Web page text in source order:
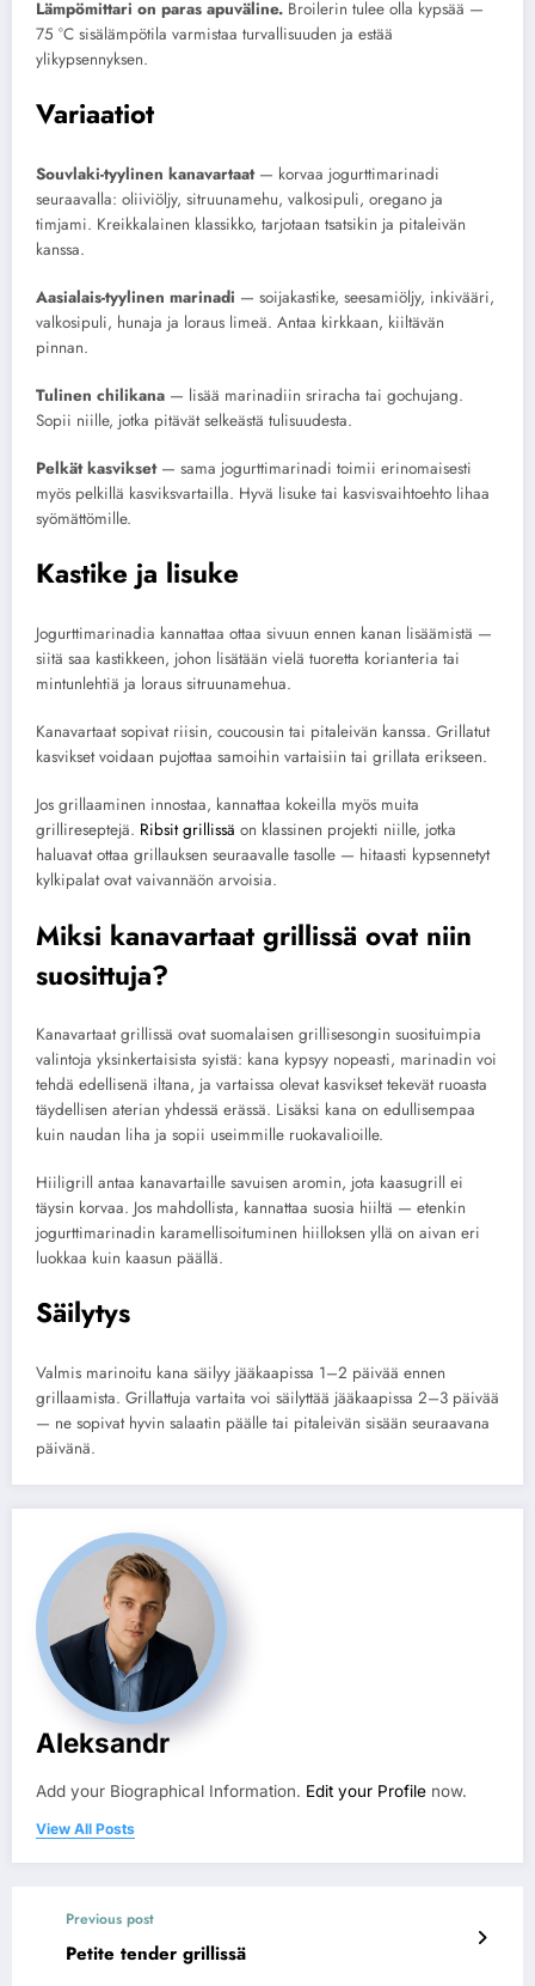
Lämpömittari on paras apuväline. Broilerin tulee olla kypsää —
75 °C sisälämpötila varmistaa turvallisuuden ja estää
ylikypsennyksen.
Variaatiot
Souvlaki-tyylinen kanavartaat— korvaa jogurttimarinadi
seuraavalla: oliiviöljy, sitruunamehu, valkosipuli, oregano ja
timjami. Kreikkalainen klassikko, tarjotaan tsatsikin ja pitaleivän
kanssa.
Aasialais-tyylinen marinadi — soijakastike, seesamiöljy, inkivääri,
valkosipuli, hunaja ja loraus limeä. Antaa kirkkaan, kiiltävän
pinnan.
Tulinen chilikana — lisää marinadiin sriracha tai gochujang.
Sopii niille, jotka pitävät selkeästä tulisuudesta.
Pelkät kasvikset— sama jogurttimarinadi toimii erinomaisesti
myös pelkillä kasviksvartailla. Hyvä lisuke tai kasvisvaihtoehto lihaa
syömättömille.
Kastike ja lisuke
Jogurttimarinadia kannattaa ottaa sivuun ennen kanan lisäämistä —
siitä saa kastikkeen, johon lisätään vielä tuoretta korianteria tai
mintunlehtiä ja loraus sitruunamehua.
Kanavartaat sopivat riisin, coucousin tai pitaleivän kanssa. Grillatut
kasvikset voidaan pujottaa samoihin vartaisiin tai grillata erikseen.
Jos grillaaminen innostaa, kannattaa kokeilla myös muita
grillireseptejä. Ribsit grillissä on klassinen projekti niille, jotka
haluavat ottaa grillauksen seuraavalle tasolle — hitaasti kypsennetyt
kylkipalat ovat vaivannäön arvoisia.
Miksi kanavartaat grillissä ovat niin
suosittuja?
Kanavartaat grillissä ovat suomalaisen grillisesongin suosituimpia
valintoja yksinkertaisista syistä: kana kypsyy nopeasti, marinadin voi
tehdä edellisenä iltana, ja vartaissa olevat kasvikset tekevät ruoasta
täydellisen aterian yhdessä erässä. Lisäksi kana on edullisempaa
kuin naudan liha ja sopii useimmille ruokavalioille.
Hiiligrill antaa kanavartaille savuisen aromin, jota kaasugrill ei
täysin korvaa. Jos mahdollista, kannattaa suosia hiiltä — etenkin
jogurttimarinadin karamellisoituminen hiilloksen yllä on aivan eri
luokkaa kuin kaasun päällä.
Säilytys
Valmis marinoitu kana säilyy jääkaapissa 1–2 päivää ennen
grillaamista. Grillattuja vartaita voi säilyttää jääkaapissa 2–3 päivää
— ne sopivat hyvin salaatin päälle tai pitaleivän sisään seuraavana
päivänä.
Aleksandr
Add your Biographical Information. Edit your Profile now.
View All Posts
Previous post
Petite tender grillissä